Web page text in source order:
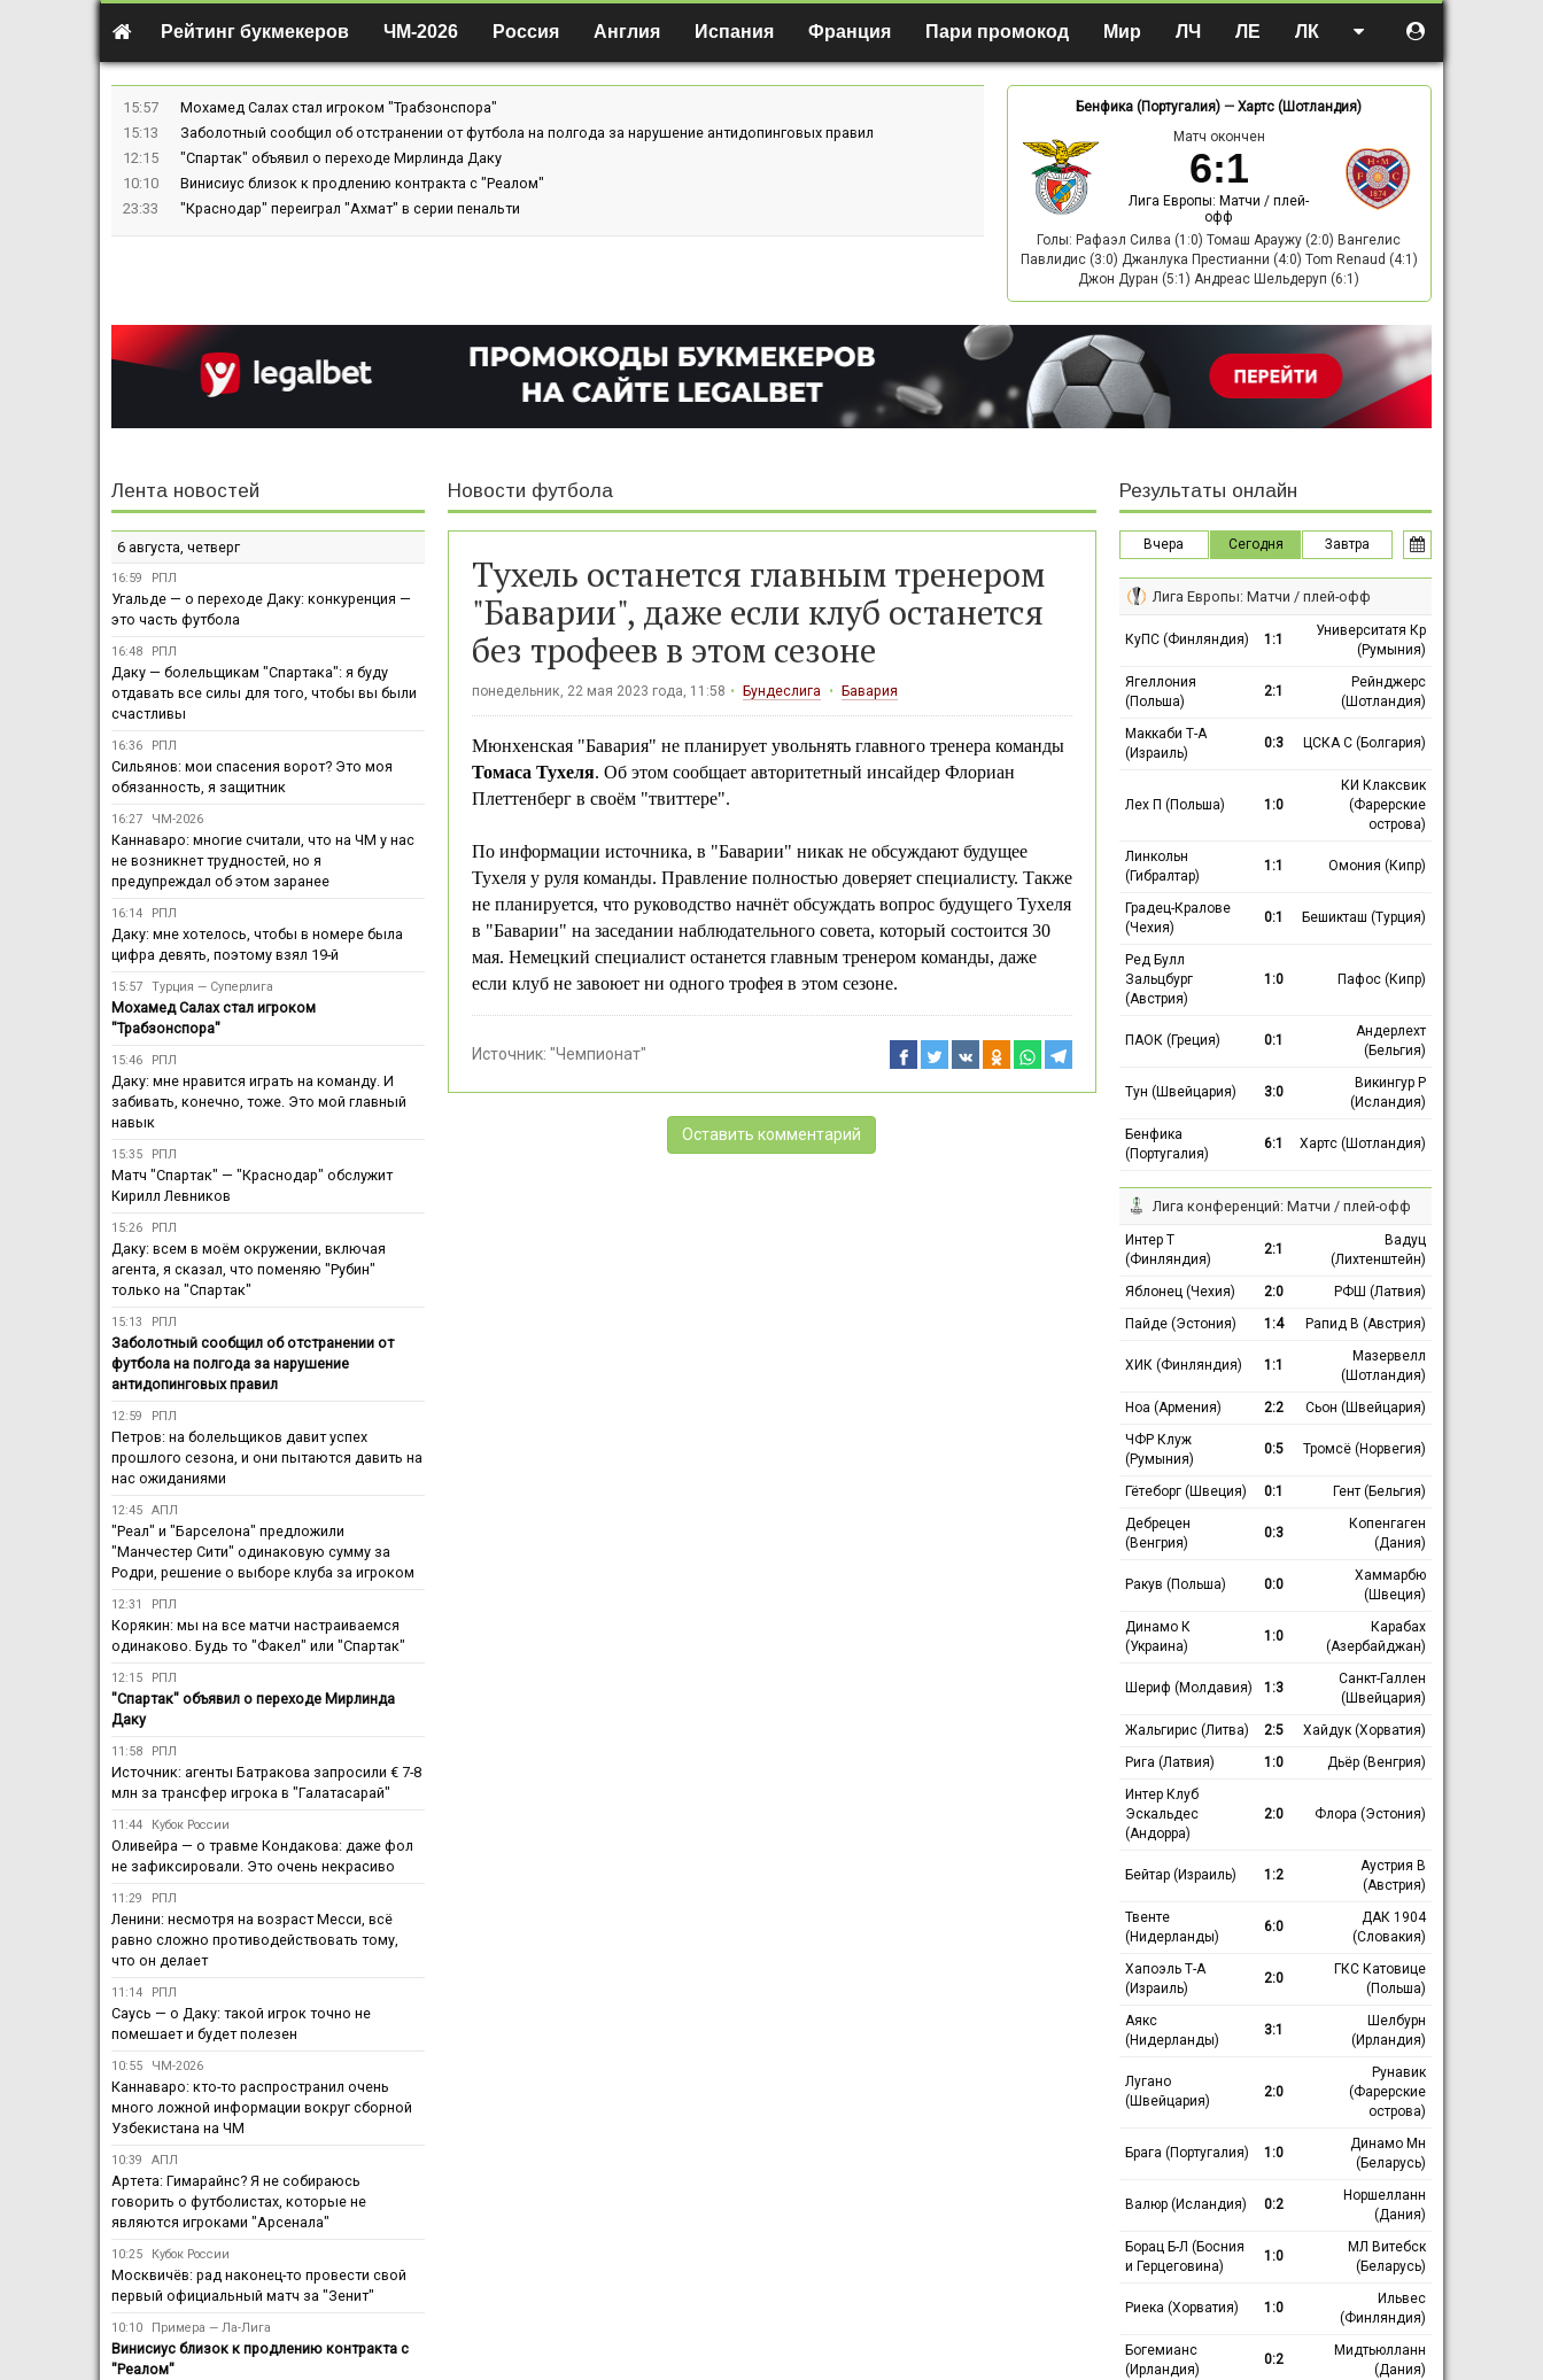
Рейтинг букмекеров ЧМ-2026 Россия Англия Испания Франция Пари промокод Мир ЛЧ ЛЕ ЛК
15:57
Мохамед Салах стал игроком "Трабзонспора"
15:13
Заболотный сообщил об отстранении от футбола на полгода за нарушение антидопинговых правил
12:15
"Спартак" объявил о переходе Мирлинда Даку
10:10
Винисиус близок к продлению контракта с "Реалом"
23:33
"Краснодар" переиграл "Ахмат" в серии пенальти
Бенфика (Португалия) —Хартс (Шотландия)
Матч окончен
6:1
Лига Европы: Матчи / плей-
офф
Голы: Рафаэл Силва (1:0) Томаш Араужу (2:0) Вангелис
Павлидис (3:0) Джанлука Престианни (4:0) Tom Renaud (4:1)
Джон Дуран (5:1) Андреас Шельдеруп (6:1)
Новости футбола
Тухель останется главным тренером
"Баварии", даже если клуб останется
без трофеев в этом сезоне
понедельник, 22 мая 2023 года, 11:58 Бундеслига Бавария
Мюнхенская "Бавария" не планирует увольнять главного тренера команды
Томаса Тухеля. Об этом сообщает авторитетный инсайдер Флориан
Плеттенберг в своём "твиттере".
По информации источника, в "Баварии" никак не обсуждают будущее
Тухеля у руля команды. Правление полностью доверяет специалисту. Также
не планируется, что руководство начнёт обсуждать вопрос будущего Тухеля
в "Баварии" на заседании наблюдательного совета, который состоится 30
мая. Немецкий специалист останется главным тренером команды, даже
если клуб не завоюет ни одного трофея в этом сезоне.
Источник: "Чемпионат"
Оставить комментарий
Лента новостей
6 августа, четверг
16:59 РПЛ
Угальде — о переходе Даку: конкуренция —
это часть футбола
16:48 РПЛ
Даку — болельщикам "Спартака": я буду
отдавать все силы для того, чтобы вы были
счастливы
16:36 РПЛ
Сильянов: мои спасения ворот? Это моя
обязанность, я защитник
16:27 ЧМ-2026
Каннаваро: многие считали, что на ЧМ у нас
не возникнет трудностей, но я
предупреждал об этом заранее
16:14 РПЛ
Даку: мне хотелось, чтобы в номере была
цифра девять, поэтому взял 19-й
15:57 Турция — Суперлига
Мохамед Салах стал игроком
"Трабзонспора"
15:46 РПЛ
Даку: мне нравится играть на команду. И
забивать, конечно, тоже. Это мой главный
навык
15:35 РПЛ
Матч "Спартак" — "Краснодар" обслужит
Кирилл Левников
15:26 РПЛ
Даку: всем в моём окружении, включая
агента, я сказал, что поменяю "Рубин"
только на "Спартак"
15:13 РПЛ
Заболотный сообщил об отстранении от
футбола на полгода за нарушение
антидопинговых правил
12:59 РПЛ
Петров: на болельщиков давит успех
прошлого сезона, и они пытаются давить на
нас ожиданиями
12:45 АПЛ
"Реал" и "Барселона" предложили
"Манчестер Сити" одинаковую сумму за
Родри, решение о выборе клуба за игроком
12:31 РПЛ
Корякин: мы на все матчи настраиваемся
одинаково. Будь то "Факел" или "Спартак"
12:15 РПЛ
"Спартак" объявил о переходе Мирлинда
Даку
11:58 РПЛ
Источник: агенты Батракова запросили € 7-8
млн за трансфер игрока в "Галатасарай"
11:44 Кубок России
Оливейра — о травме Кондакова: даже фол
не зафиксировали. Это очень некрасиво
11:29 РПЛ
Ленини: несмотря на возраст Месси, всё
равно сложно противодействовать тому,
что он делает
11:14 РПЛ
Саусь — о Даку: такой игрок точно не
помешает и будет полезен
10:55 ЧМ-2026
Каннаваро: кто-то распространил очень
много ложной информации вокруг сборной
Узбекистана на ЧМ
10:39 АПЛ
Артета: Гимарайнс? Я не собираюсь
говорить о футболистах, которые не
являются игроками "Арсенала"
10:25 Кубок России
Москвичёв: рад наконец-то провести свой
первый официальный матч за "Зенит"
10:10 Примера — Ла-Лига
Винисиус близок к продлению контракта с
"Реалом"
Результаты онлайн
Вчера Сегодня Завтра
Лига Европы: Матчи / плей-офф
КуПС (Финляндия) 1:1
Университатя Кр
(Румыния)
Ягеллония
(Польша)
2:1
Рейнджерс
(Шотландия)
Маккаби Т-А
(Израиль)
0:3 ЦСКА С (Болгария)
Лех П (Польша) 1:0
КИ Клаксвик
(Фарерские
острова)
Линкольн
(Гибралтар)
1:1 Омония (Кипр)
Градец-Кралове
(Чехия)
0:1 Бешикташ (Турция)
Ред Булл
Зальцбург
(Австрия)
1:0 Пафос (Кипр)
ПАОК (Греция) 0:1
Андерлехт
(Бельгия)
Тун (Швейцария) 3:0
Викингур Р
(Исландия)
Бенфика
(Португалия)
6:1 Хартс (Шотландия)
Лига конференций: Матчи / плей-офф
Интер Т
(Финляндия)
2:1
Вадуц
(Лихтенштейн)
Яблонец (Чехия)
2:0
РФШ (Латвия)
Пайде (Эстония)
1:4 Рапид В (Австрия)
ХИК (Финляндия) 1:1
Мазервелл
(Шотландия)
Ноа (Армения)
2:2
Сьон (Швейцария)
ЧФР Клуж
(Румыния)
0:5 Тромсё (Норвегия)
Гётеборг (Швеция) 0:1
Гент (Бельгия)
Дебрецен
(Венгрия)
0:3
Копенгаген
(Дания)
Ракув (Польша) 0:0
Хаммарбю
(Швеция)
Динамо К
(Украина)
1:0
Карабах
(Азербайджан)
Шериф (Молдавия) 1:3
Санкт-Галлен
(Швейцария)
Жальгирис (Литва)
2:5
Хайдук (Хорватия)
Рига (Латвия)
1:0
Дьёр (Венгрия)
Интер Клуб
Эскальдес
(Андорра)
2:0 Флора (Эстония)
Бейтар (Израиль) 1:2
Аустрия В
(Австрия)
Твенте
(Нидерланды)
6:0
ДАК 1904
(Словакия)
Хапоэль Т-А
(Израиль)
2:0
ГКС Катовице
(Польша)
Аякс
(Нидерланды)
3:1
Шелбурн
(Ирландия)
Лугано
(Швейцария)
2:0
Рунавик
(Фарерские
острова)
Брага (Португалия) 1:0
Динамо Мн
(Беларусь)
Валюр (Исландия) 0:2
Норшелланн
(Дания)
Борац Б-Л (Босния
и Герцеговина)
1:0
МЛ Витебск
(Беларусь)
Риека (Хорватия) 1:0
Ильвес
(Финляндия)
Богемианс
(Ирландия)
0:2
Мидтьюлланн
(Дания)